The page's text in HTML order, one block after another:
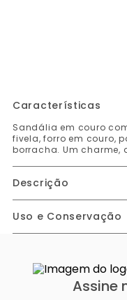
Características
Sandália em couro
fivela, forro em couro,
borracha. Um charme,
Descrição
Uso e Conservação
Assine